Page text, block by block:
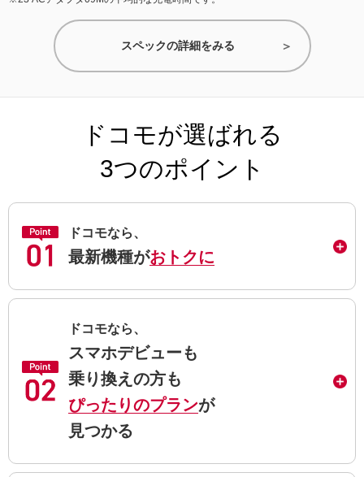
スペックの詳細をみる
ドコモが選ばれる
3つのポイント
ドコモなら、
最新機種がおトクに
ドコモなら、
スマホデビューも
乗り換えの方も
ぴったりのプランが
見つかる